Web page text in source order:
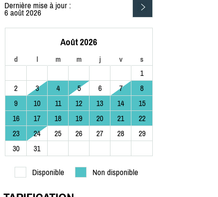
Dernière mise à jour :
6 août 2026
Août 2026
d l m m j v s
1
2
3 4 5 6 7
8
9
10 11 12 13 14
15
16
17 18 19 20 21
22
23
24 25 26 27 28
29
30
31
Disponible Non disponible